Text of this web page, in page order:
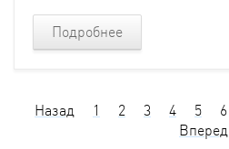
Подробнее
Назад 1 2 3 4 5 6
Вперед